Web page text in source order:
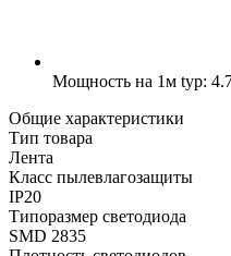
Мощность на 1м typ:
Общие характеристики
Тип товара
Лента
Класс пылевлагозащиты
IP20
Типоразмер светодиода
SMD 2835